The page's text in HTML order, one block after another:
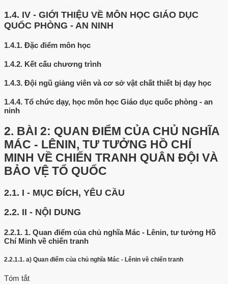
1.4. IV - GIỚI THIỆU VỀ MÔN HỌC GIÁO DỤC
QUỐC PHÒNG - AN NINH
1.4.1. Đặc điểm môn học
1.4.2. Kết cấu chương trình
1.4.3. Đội ngũ giảng viên và cơ sở vật chất thiết bị dạy học
1.4.4. Tổ chức dạy, học môn học Giáo dục quốc phòng - an
ninh
2. BÀI 2: QUAN ĐIỂM CỦA CHỦ NGHĨA
MÁC - LÊNIN, TƯ TƯỞNG HỒ CHÍ
MINH VỀ CHIẾN TRANH QUÂN ĐỘI VÀ
BẢO VỆ TỔ QUỐC
2.1. I - MỤC ĐÍCH, YÊU CẦU
2.2. II - NỘI DUNG
2.2.1. 1. Quan điểm của chủ nghĩa Mác - Lênin, tư tưởng Hồ
Chí Minh về chiến tranh
2.2.1.1. a) Quan điểm của chủ nghĩa Mác - Lênin về chiến tranh
Tóm tắt